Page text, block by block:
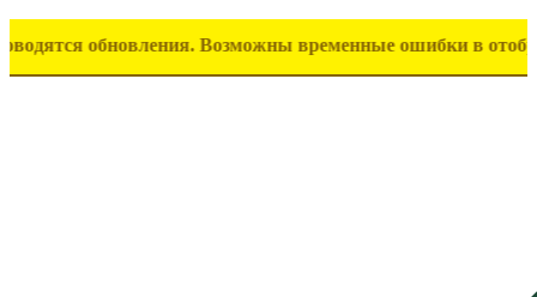
Возможны временные ошибки в отображении